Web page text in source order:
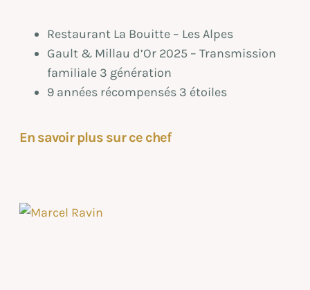
Restaurant La Bouitte – Les Alpes
Gault & Millau d’Or 2025 – Transmission
familiale 3 génération
9 années récompensés 3 étoiles
En savoir plus sur ce chef